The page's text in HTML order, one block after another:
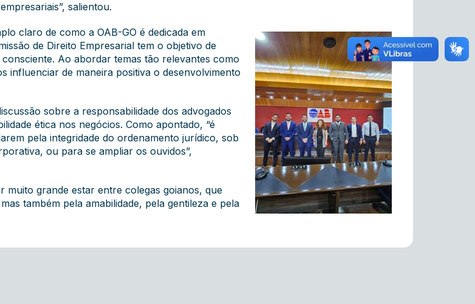
salientou.
claro de como a OAB-GO é dedicada em
de Direito Empresarial tem o objetivo de
Ao abordar temas tão relevantes como
influenciar de maneira positiva o desenvolvimento
sobre a responsabilidade dos advogados
ética nos negócios. Como apontado, “é
pela integridade do ordenamento jurídico, sob
ou para se ampliar os ouvidos”,
grande estar entre colegas goianos, que
também pela amabilidade, pela gentileza e pela